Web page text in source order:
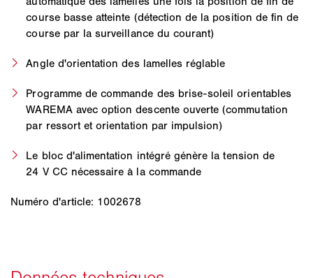
course basse atteinte (détection de la position de fin de
course par la surveillance du courant)
Angle d'orientation des lamelles réglable
Programme de commande des brise-soleil orientables
WAREMA avec option descente ouverte (commutation
par ressort et orientation par impulsion)
Le bloc d'alimentation intégré génère la tension de
24 V CC nécessaire à la commande
Numéro d'article: 1002678